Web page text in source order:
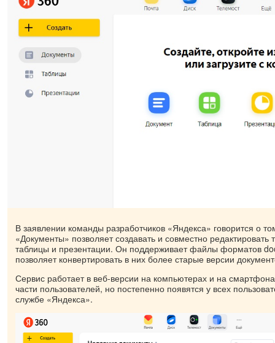
В заявлении команды разработчиков «Яндекса» говорится о
«Документы» позволяет создавать и совместно
таблицы и презентации. Он поддерживает файлы форматов
позволяет конвертировать в них более старые версии
Сервис работает в веб-версии на компьютерах и на
части пользователей, но постепенно появятся у всех
службе «Яндекса».